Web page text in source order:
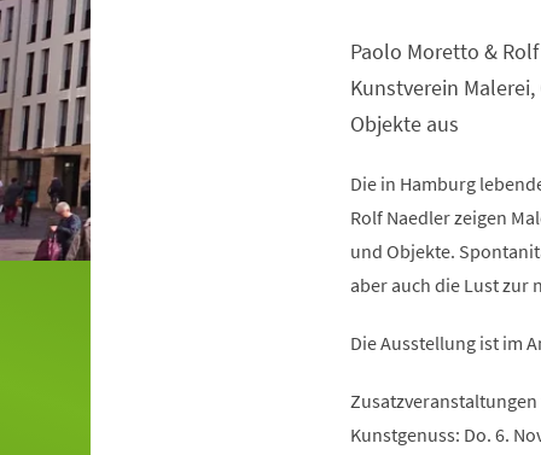
Paolo Moretto &
Kunstverein
Objekte aus
Die in Hamburg
Rolf Naedler zeigen
und Objekte.
aber auch die Lust zur
Die Ausstellung ist im
Kunstgenuss: Do. 6.